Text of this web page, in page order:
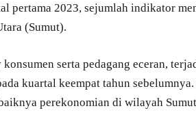
pertama 2023, sejumlah indikator
(Sumut).
serta pedagang eceran,
kuartal keempat tahun
perekonomian di wilayah